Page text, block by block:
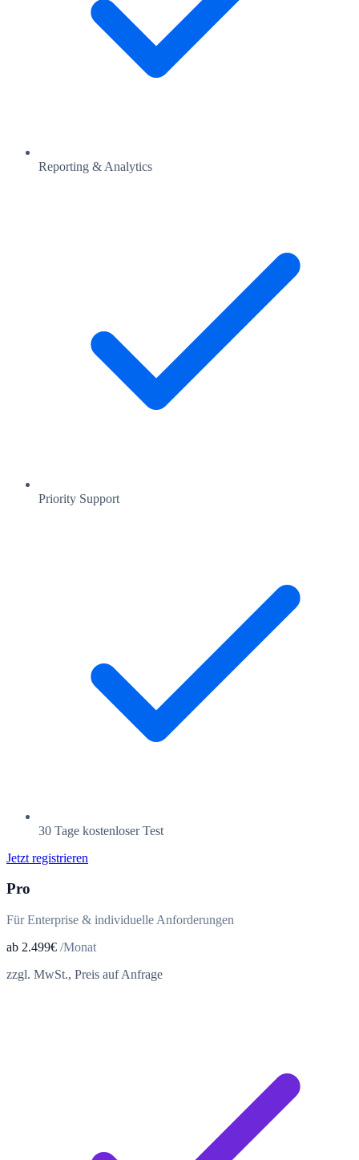
Reporting & Analytics
Priority Support
30 Tage kostenloser Test
Jetzt registrieren
Pro
Für Enterprise & individuelle Anforderungen
ab 2.499€ /Monat
zzgl. MwSt., Preis auf Anfrage